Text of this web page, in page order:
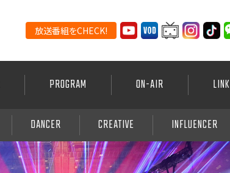
放送番組をCHECK!
PROGRAM ON-AIR LINK
DANCER CREATIVE INFLUENCER